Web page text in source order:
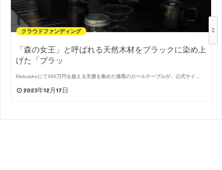
クラウドファンディング
「森の女王」と呼ばれる天然木材をブラックに染め上
げた「ブラッ
Makuakeにて300万円を超える支援を集めた漆黒のロールテーブルが、公式サイ…
2023年12月17日